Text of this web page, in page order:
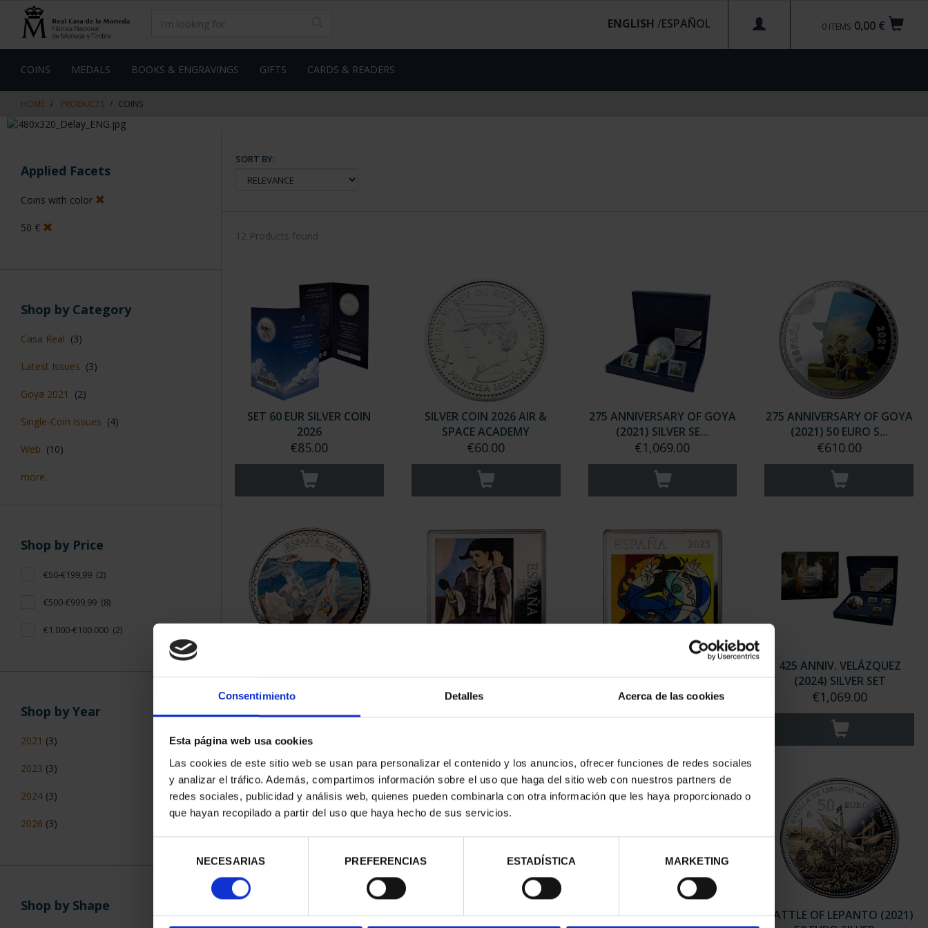
Consentimiento Detalles Acerca de las cookies
Esta página web usa cookies
Las cookies de este sitio web se usan para personalizar el contenido y los anuncios, ofrecer funciones de redes sociales
y analizar el tráfico. Además, compartimos información sobre el uso que haga del sitio web con nuestros partners de
redes sociales, publicidad y análisis web, quienes pueden combinarla con otra información que les haya proporcionado o
que hayan recopilado a partir del uso que haya hecho de sus servicios.
consentimiento
NECESARIAS PREFERENCIAS ESTADÍSTICA MARKETING
content
navigation
menu
0,00 €
0 ITEMS
ENGLISH /
COINS MEDALS BOOKS & ENGRAVINGS GIFTS CARDS & READERS
HOME PRODUCTS COINS
Applied Facets
Coins with color
50 €
Shop by Category
Casa Real (3)
Latest Issues (3)
Goya 2021 (2)
Single-Coin Issues (4)
Web (10)
more...
Shop by Price
€50-€199,99 (2)
€500-€999,99 (8)
€1.000-€100.000 (2)
Shop by Year
2021 (3)
2023 (3)
2024 (3)
2026 (3)
Shop by Shape
SORT BY:
12 Products found
SET 60 EUR SILVER COIN
2026
€85.00
SILVER COIN 2026 AIR &
SPACE ACADEMY
€60.00
275 ANNIVERSARY OF GOYA
(2021) SILVER SE...
€1,069.00
275 ANNIVERSARY OF GOYA
(2021) 50 EURO S...
€610.00
(2023) 50 EURO COIN
€610.00
"HARLEQUIN WITH M...
€575.00
PICASSO (2023) 50 EURO
"WOMAN WITH RAISE...
€575.00
425 ANNIV. VELÁZQUEZ
(2024) SILVER SET
€1,069.00
425 ANNIV VELÁZQUEZ
PROCLAMATION FELIPE VI
250TH USA - 50 EURO
BATTLE OF LEPANTO (2021)